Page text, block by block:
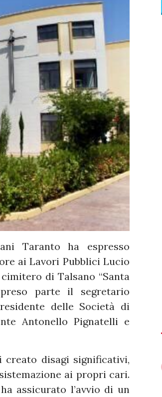
Taranto ha espresso
ai Lavori Pubblici Lucio
di Talsano “Santa
parte il segretario
delle Società di
Antonello Pignatelli e
disagi significativi,
ai propri cari.
assicurato l’avvio di un